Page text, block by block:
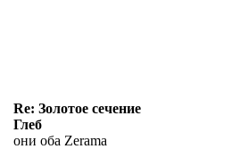
Re: Золотое сечение
Глеб
они оба Zerama